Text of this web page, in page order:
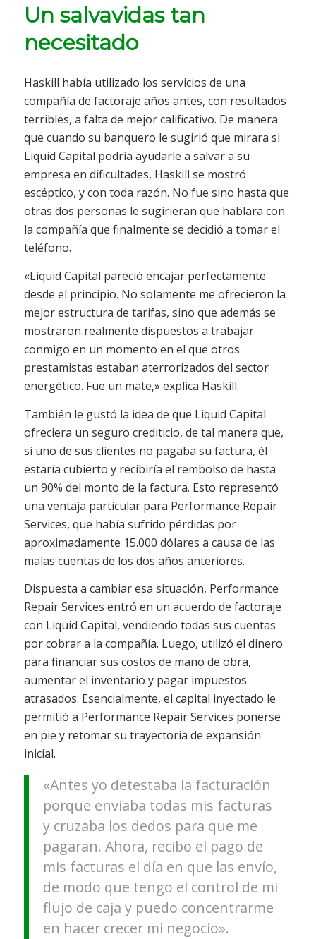
Un salvavidas tan
necesitado
Haskill había utilizado los servicios de una
compañía de factoraje años antes, con resultados
terribles, a falta de mejor calificativo. De manera
que cuando su banquero le sugirió que mirara si
Liquid Capital podría ayudarle a salvar a su
empresa en dificultades, Haskill se mostró
escéptico, y con toda razón. No fue sino hasta que
otras dos personas le sugirieran que hablara con
la compañía que finalmente se decidió a tomar el
teléfono.
«Liquid Capital pareció encajar perfectamente
desde el principio. No solamente me ofrecieron la
mejor estructura de tarifas, sino que además se
mostraron realmente dispuestos a trabajar
conmigo en un momento en el que otros
prestamistas estaban aterrorizados del sector
energético. Fue un mate,» explica Haskill.
También le gustó la idea de que Liquid Capital
ofreciera un seguro crediticio, de tal manera que,
si uno de sus clientes no pagaba su factura, él
estaría cubierto y recibiría el rembolso de hasta
un 90% del monto de la factura. Esto representó
una ventaja particular para Performance Repair
Services, que había sufrido pérdidas por
aproximadamente 15.000 dólares a causa de las
malas cuentas de los dos años anteriores.
Dispuesta a cambiar esa situación, Performance
Repair Services entró en un acuerdo de factoraje
con Liquid Capital, vendiendo todas sus cuentas
por cobrar a la compañía. Luego, utilizó el dinero
para financiar sus costos de mano de obra,
aumentar el inventario y pagar impuestos
atrasados. Esencialmente, el capital inyectado le
permitió a Performance Repair Services ponerse
en pie y retomar su trayectoria de expansión
inicial.
«Antes yo detestaba la facturación
porque enviaba todas mis facturas
y cruzaba los dedos para que me
pagaran. Ahora, recibo el pago de
mis facturas el día en que las envío,
de modo que tengo el control de mi
flujo de caja y puedo concentrarme
en hacer crecer mi negocio».